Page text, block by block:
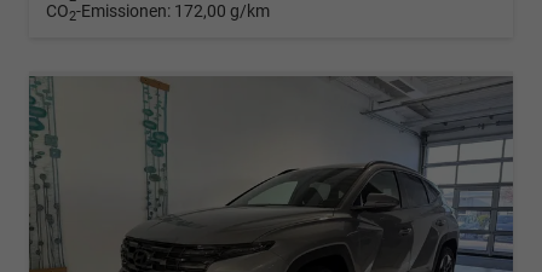
CO2-Emissionen: 172,00 g/km